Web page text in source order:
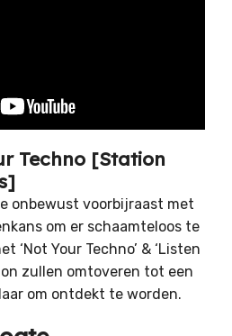
Techno [Station
onbewust voorbijraast met
om er schaamteloos te
‘Not Your Techno’ & ‘Listen
zullen omtoveren tot een
om ontdekt te worden.